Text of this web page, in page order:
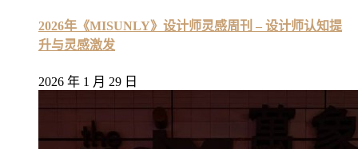
2026年《MISUNLY》设计师灵感周刊 – 设计师认知提
升与灵感激发
2026 年 1 月 29 日